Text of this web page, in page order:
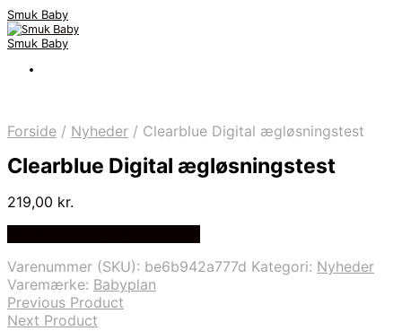
Smuk Baby
Smuk Baby
Forside / Nyheder / Clearblue Digital ægløsningstest
Clearblue Digital ægløsningstest
219,00 kr.
Varenummer (SKU): be6b942a777d Kategori: Nyheder
Varemærke: Babyplan
Previous Product
Next Product